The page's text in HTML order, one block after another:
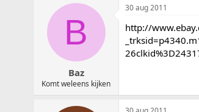
t
e
a
t
d
t
u
m
B
Baz
Komt weleens kijken
30 aug 2011
http://